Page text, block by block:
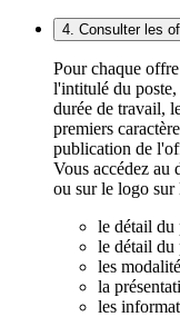
4. Consulter les
Pour chaque
l'intitulé du
durée de travail,
premiers
publication de
Vous accédez au
ou sur le logo sur
le détail du
le détail du
les
la
les